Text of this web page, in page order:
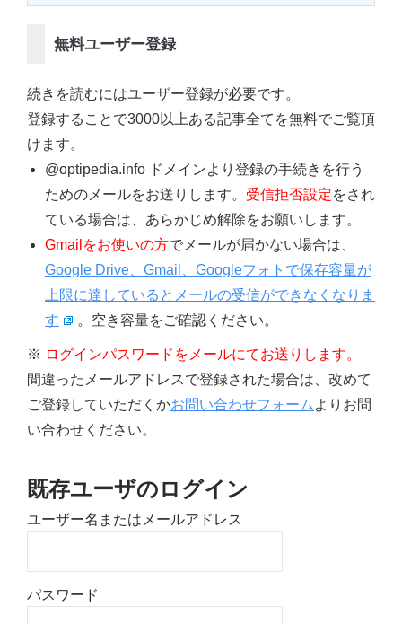
無料ユーザー登録
続きを読むにはユーザー登録が必要です。
登録することで3000以上ある記事全てを無料でご覧頂
けます。
@optipedia.info ドメインより登録の手続きを行う
ためのメールをお送りします。 受信拒否設定をされ
ている場合は、あらかじめ解除をお願いします。
Gmailをお使いの方でメールが届かない場合は、
Google Drive、Gmail、Googleフォトで保存容量が
上限に達しているとメールの受信ができなくなりま
す
。空き容量をご確認ください。
※ ログインパスワードをメールにてお送りします。
間違ったメールアドレスで登録された場合は、改めて
ご登録していただくかお問い合わせフォーム よりお問
い合わせください。
既存ユーザのログイン
ユーザー名またはメールアドレス
パスワード